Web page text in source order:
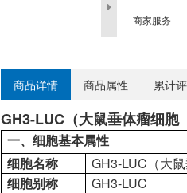
商家服务
商品详情 商品属性 累计
GH3-LUC（大鼠垂体瘤细胞
一、细胞基本属性
细胞名称
GH3-LUC（大
细胞别称
GH3-LUC